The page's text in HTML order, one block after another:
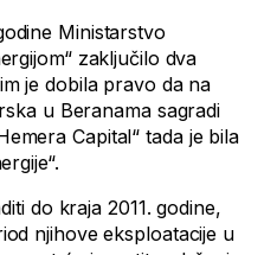
Ministarstvo
zaključilo dva
je dobila pravo da na
u Beranama sagradi
Capital“ tada je bila
do kraja 2011. godine,
njihove eksploatacije u